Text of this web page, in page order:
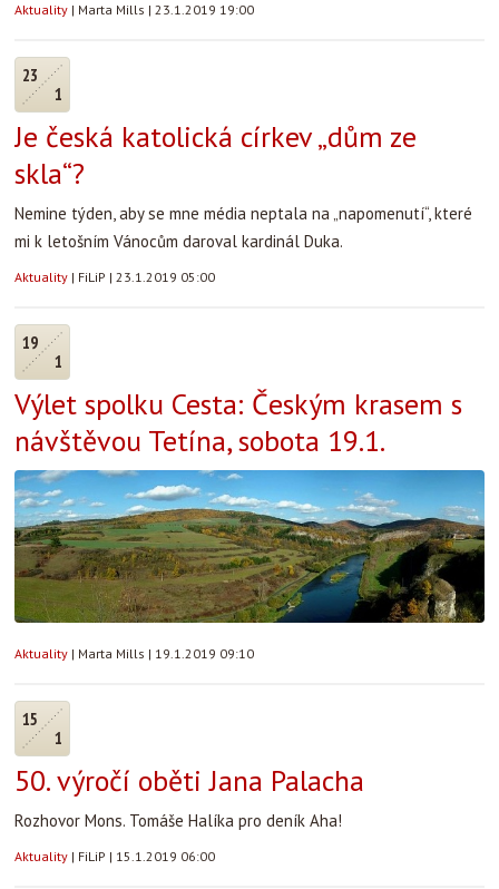
Aktuality | Marta Mills | 23.1.2019 19:00
23
1
Je česká katolická církev „dům ze
skla“?
Nemine týden, aby se mne média neptala na „napomenutí“, které
mi k letošním Vánocům daroval kardinál Duka.
Aktuality | FiLiP | 23.1.2019 05:00
19
1
Výlet spolku Cesta: Českým krasem s
návštěvou Tetína, sobota 19.1.
Aktuality | Marta Mills | 19.1.2019 09:10
15
1
50. výročí oběti Jana Palacha
Rozhovor Mons. Tomáše Halíka pro deník Aha!
Aktuality | FiLiP | 15.1.2019 06:00